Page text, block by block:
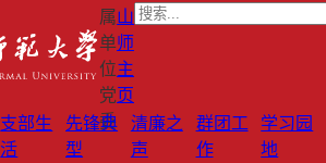
属
单
位
党
委
山
师
主
页
支部生
活
先锋典
型
清廉之
声
群团工
作
学习园
地